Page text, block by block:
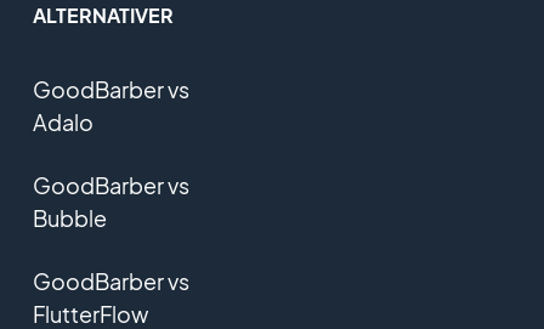
ALTERNATIVER
GoodBarber vs
Adalo
GoodBarber vs
Bubble
GoodBarber vs
FlutterFlow